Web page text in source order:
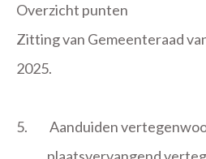
Overzicht punten
Zitting van Gemeenteraad
2025.
5.
Aanduiden